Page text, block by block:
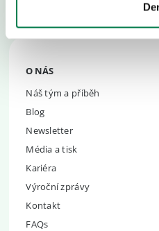
O NÁS
Náš tým a příběh
Blog
Newsletter
Média a tisk
Kariéra
Výroční zprávy
Kontakt
FAQs